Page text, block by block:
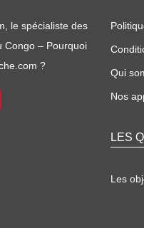
le spécialiste des
Congo – Pourquoi
?
Qui
Nos
LES
Les